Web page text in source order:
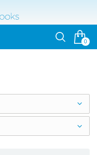
0
Otvoriť